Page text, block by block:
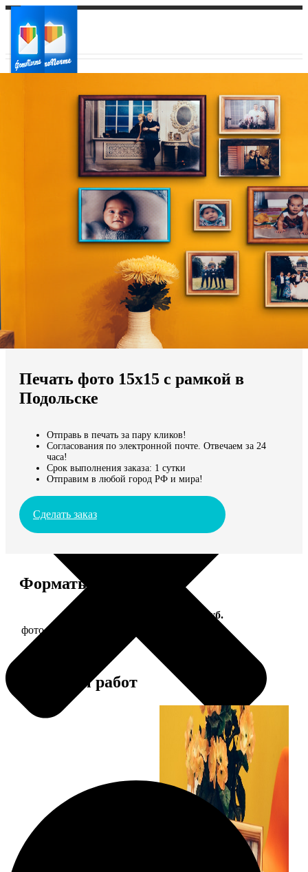
Ваш регион доставки
Выберите из списка:
Мы доставляем по всему миру
Продолжить без города
Печать фото 15х15 с рамкой в
Подольске
Отправь в печать за пару кликов!
Согласования по электронной почте. Отвечаем за 24
часа!
Срок выполнения заказа: 1 сутки
Отправим в любой город РФ и мира!
Сделать заказ
Форматы и цены
Цена, руб.
фото 15х15 в деревянной рамке
Примеры работ